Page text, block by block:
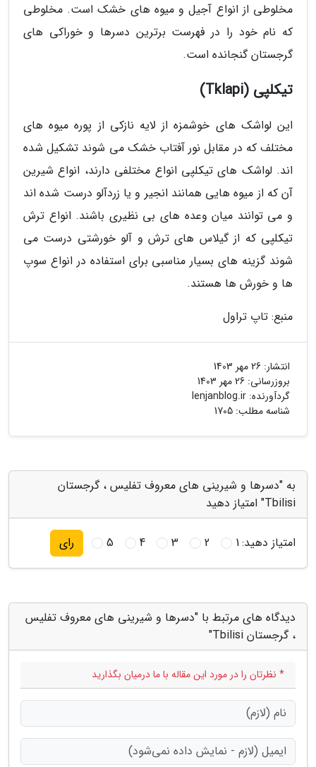
مخلوطی از انواع آجیل و میوه های خشک است. مخلوطی
که نام خود را در فهرست برترین دسرها و خوراکی های
گرجستان گنجانده است.
تیکلپی (Tklapi)
این لواشک های خوشمزه از لایه نازکی از پوره میوه های
مختلف که در مقابل نور آفتاب خشک می شوند تشکیل شده
اند. لواشک های تیکلپی انواع مختلفی دارند، انواع شیرین
آن که از میوه هایی همانند انجیر و یا زردآلو درست شده اند
و می توانند میان وعده های بی نظیری باشند. انواع ترش
تیکلپی که از گیلاس های ترش و آلو خورشتی درست می
شوند گزینه های بسیار مناسبی برای استفاده در انواع سوپ
ها و خورش ها هستند.
منبع: تاپ تراول
انتشار: 26 مهر 1403
بروزرسانی: 26 مهر 1403
گردآورنده: lenjanblog.ir
شناسه مطلب: 1705
به "دسرها و شیرینی های معروف تفلیس ، گرجستان
Tbilisi" امتیاز دهید
امتیاز دهید:1
2
3
4
5 رای
دیدگاه های مرتبط با "دسرها و شیرینی های معروف تفلیس
، گرجستان Tbilisi"
* نظرتان را در مورد این مقاله با ما درمیان بگذارید